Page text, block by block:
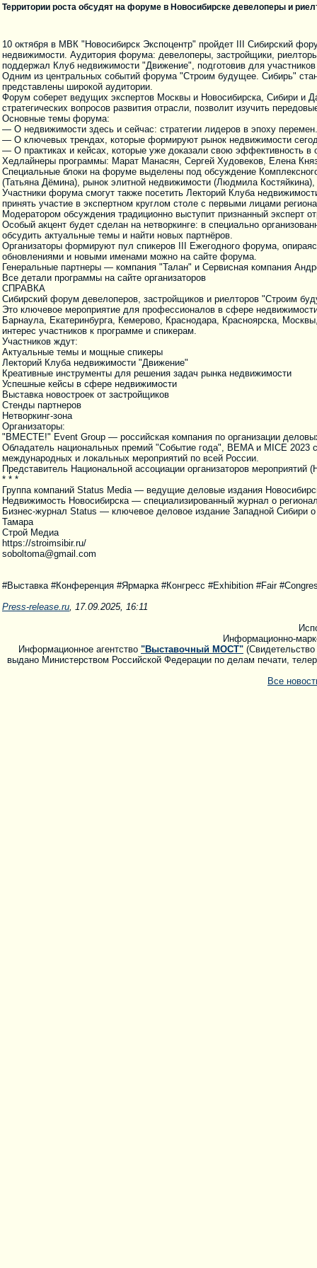
Территории роста обсудят на форуме в Новосибирске девелоперы и
10 октября в МВК "Новосибирск Экспоцентр" пройдет III Сибирский
недвижимости. Аудитория форума: девелоперы, застройщики,
поддержал Клуб недвижимости "Движение", подготовив для
Одним из центральных событий форума "Строим будущее. Сибирь"
представлены широкой аудитории.
Форум соберет ведущих экспертов Москвы и Новосибирска, Сибири и
стратегических вопросов развития отрасли, позволит изучить
Основные темы форума:
— О недвижимости здесь и сейчас: стратегии лидеров в эпоху перемен.
— О ключевых трендах, которые формируют рынок недвижимости
— О практиках и кейсах, которые уже доказали свою эффективность в
Хедлайнеры программы: Марат Манасян, Сергей Худовеков, Елена
Специальные блоки на форуме выделены под обсуждение
(Татьяна Дёмина), рынок элитной недвижимости (Людмила
Участники форума смогут также посетить Лекторий Клуба
принять участие в экспертном круглом столе с первыми лицами
Модератором обсуждения традиционно выступит признанный эксперт
Особый акцент будет сделан на нетворкинге: в специально
обсудить актуальные темы и найти новых партнёров.
Организаторы формируют пул спикеров III Ежегодного форума,
обновлениями и новыми именами можно на сайте форума.
Генеральные партнеры — компания "Талан" и Сервисная компания
Все детали программы на сайте организаторов
СПРАВКА
Сибирский форум девелоперов, застройщиков и риелторов "Строим
Это ключевое мероприятие для профессионалов в сфере
Барнаула, Екатеринбурга, Кемерово, Краснодара, Красноярска,
интерес участников к программе и спикерам.
Участников ждут:
Актуальные темы и мощные спикеры
Лекторий Клуба недвижимости "Движение"
Креативные инструменты для решения задач рынка недвижимости
Успешные кейсы в сфере недвижимости
Выставка новостроек от застройщиков
Стенды партнеров
Нетворкинг-зона
Организаторы:
"ВМЕСТЕ!" Event Group — российская компания по организации
Обладатель национальных премий "Событие года", BEMA и MICE
международных и локальных мероприятий по всей России.
Представитель Национальной ассоциации организаторов
* * *
Группа компаний Status Media — ведущие деловые издания
Недвижимость Новосибирска — специализированный журнал о
Бизнес-журнал Status — ключевое деловое издание Западной Сибири
Тамара
Строй Медиа
https://stroimsibir.ru/
soboltoma@gmail.com
#Выставка #Конференция #Ярмарка #Конгресс #Exhibition #Fair
Press-release.ru, 17.09.2025, 16:11
Информационно-
Информационное агентство "Выставочный МОСТ"
выдано Министерством Российской Федерации по делам печати,
Все